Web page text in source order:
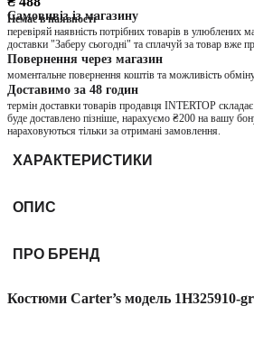
Немає в наявності
Самовивіз із магазину
перевіряй наявність потрібних товарів в улюблених
доставки "Заберу сьогодні" та сплачуй за товар вже
Повернення через магазин
моментальне повернення коштів та можливість
Доставимо за 48 годин
термін доставки товарів продавця INTERTOP
буде доставлено пізніше, нарахуємо ₴200 на вашу
нараховуються тільки за отримані замовлення.
ХАРАКТЕРИСТИКИ
ОПИС
ПРО БРЕНД
Костюми Carter’s модель 1H325910-